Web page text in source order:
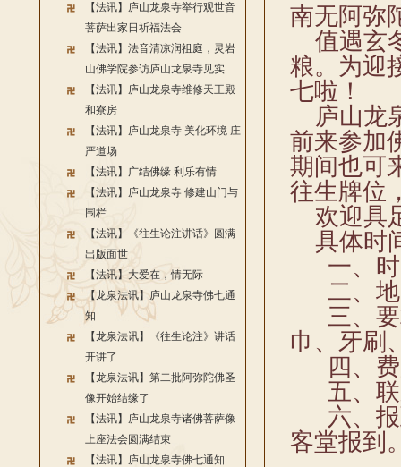
【法讯】庐山龙泉寺举行观世音
菩萨出家日祈福法会
【法讯】法音清凉润祖庭，灵岩
山佛学院参访庐山龙泉寺见实
【法讯】庐山龙泉寺维修天王殿
和寮房
【法讯】庐山龙泉寺 美化环境 庄
严道场
【法讯】广结佛缘 利乐有情
【法讯】庐山龙泉寺 修建山门与
围栏
【法讯】《往生论注讲话》圆满
出版面世
【法讯】大爱在，情无际
【龙泉法讯】庐山龙泉寺佛七通
知
【龙泉法讯】《往生论注》讲话
开讲了
【龙泉法讯】第二批阿弥陀佛圣
像开始结缘了
【法讯】庐山龙泉寺诸佛菩萨像
上座法会圆满结束
【法讯】庐山龙泉寺佛七通知
南无阿弥
值遇玄
粮。为迎
七啦！
庐山龙
前来参加
期间也可
往生牌位
欢迎具
具体时
一、时
二、地
三、要
巾、牙刷
四、费
五、联
六、报
客堂